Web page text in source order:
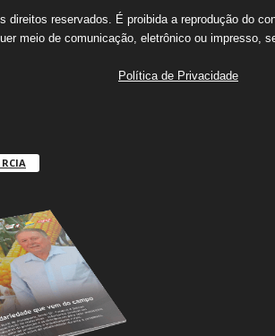
direitos reservados. É proibida a reprodução do
meio de comunicação, eletrônico ou impresso,
Política de Privacidade